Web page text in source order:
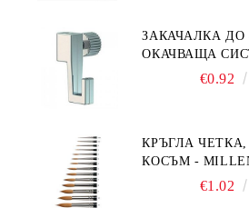
ЗАКАЧАЛКА ДО
ОКАЧВАЩА
€0.92
КРЪГЛА
КОСЪМ -
€1.02